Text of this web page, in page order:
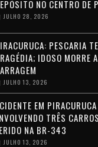
NO CENTRO DE
JULHO 28, 2026
PESCARIA
IDOSO MORRE
JULHO 13, 2026
EM
TRÊS
NA BR-343
JULHO 13, 2026